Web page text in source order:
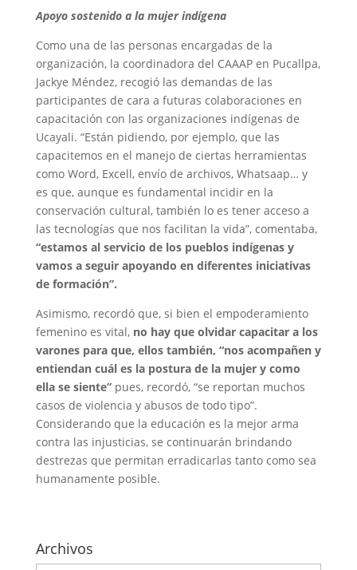
Apoyo sostenido a la mujer indígena
Como una de las personas encargadas de la
organización, la coordinadora del CAAAP en Pucallpa,
Jackye Méndez, recogió las demandas de las
participantes de cara a futuras colaboraciones en
capacitación con las organizaciones indígenas de
Ucayali. “Están pidiendo, por ejemplo, que las
capacitemos en el manejo de ciertas herramientas
como Word, Excell, envío de archivos, Whatsaap… y
es que, aunque es fundamental incidir en la
conservación cultural, también lo es tener acceso a
las tecnologías que nos facilitan la vida”, comentaba,
“estamos al servicio de los pueblos indígenas y
vamos a seguir apoyando en diferentes iniciativas
de formación”.
Asimismo, recordó que, si bien el empoderamiento
femenino es vital, no hay que olvidar capacitar a los
varones para que, ellos también, “nos acompañen y
entiendan cuál es la postura de la mujer y como
ella se siente”pues, recordó, “se reportan muchos
casos de violencia y abusos de todo tipo”.
Considerando que la educación es la mejor arma
contra las injusticias, se continuarán brindando
destrezas que permitan erradicarlas tanto como sea
humanamente posible.
Archivos